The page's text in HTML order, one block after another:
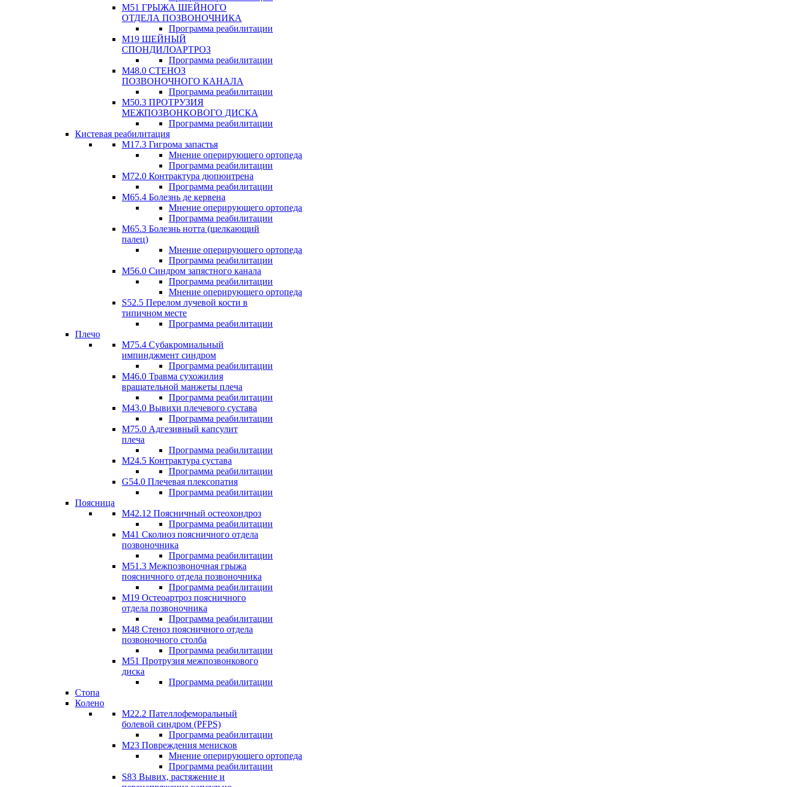
М51 ГРЫЖА ШЕЙНОГО
ОТДЕЛА ПОЗВОНОЧНИКА
Программа реабилитации
М19 ШЕЙНЫЙ
СПОНДИЛОАРТРОЗ
Программа реабилитации
М48.0 СТЕНОЗ
ПОЗВОНОЧНОГО КАНАЛА
Программа реабилитации
М50.3 ПРОТРУЗИЯ
МЕЖПОЗВОНКОВОГО ДИСКА
Программа реабилитации
Кистевая реабилитация
M17.3 Гигрома запастья
Мнение оперирующего ортопеда
Программа реабилитации
М72.0 Контрактура дюпюитрена
Программа реабилитации
M65.4 Болезнь де кервена
Мнение оперирующего ортопеда
Программа реабилитации
М65.3 Болезнь нотта (щелкающий
палец)
Мнение оперирующего ортопеда
Программа реабилитации
M56.0 Синдром запястного канала
Программа реабилитации
Мнение оперирующего ортопеда
S52.5 Перелом лучевой кости в
типичном месте
Программа реабилитации
Плечо
М75.4 Субакромиальный
импинджмент синдром
Программа реабилитации
М46.0 Травма сухожилия
вращательной манжеты плеча
Программа реабилитации
M43.0 Вывихи плечевого сустава
Программа реабилитации
М75.0 Адгезивный капсулит
плеча
Программа реабилитации
M24.5 Контрактура сустава
Программа реабилитации
G54.0 Плечевая плексопатия
Программа реабилитации
Поясница
М42.12 Поясничный остеохондроз
Программа реабилитации
М41 Сколиоз поясничного отдела
позвоночника
Программа реабилитации
M51.3 Межпозвоночная грыжа
поясничного отдела позвоночника
Программа реабилитации
М19 Остеоартроз поясничного
отдела позвоночника
Программа реабилитации
M48 Стеноз поясничного отдела
позвоночного столба
Программа реабилитации
М51 Протрузия межпозвонкового
диска
Программа реабилитации
Стопа
Колено
М22.2 Пателлофеморальный
болевой синдром (PFPS)
Программа реабилитации
М23 Повреждения менисков
Мнение оперирующего ортопеда
Программа реабилитации
S83 Вывих, растяжение и